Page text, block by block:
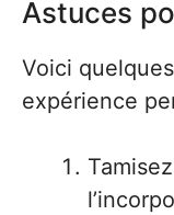
Astuces
Voici
expérience